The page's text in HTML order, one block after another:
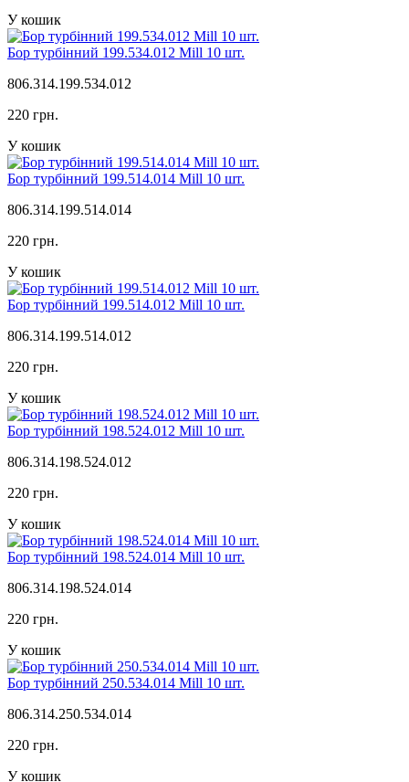
У кошик
Бор турбінний 199.534.012 Mill 10 шт.
806.314.199.534.012
220 грн.
У кошик
Бор турбінний 199.514.014 Mill 10 шт.
806.314.199.514.014
220 грн.
У кошик
Бор турбінний 199.514.012 Mill 10 шт.
806.314.199.514.012
220 грн.
У кошик
Бор турбінний 198.524.012 Mill 10 шт.
806.314.198.524.012
220 грн.
У кошик
Бор турбінний 198.524.014 Mill 10 шт.
806.314.198.524.014
220 грн.
У кошик
Бор турбінний 250.534.014 Mill 10 шт.
806.314.250.534.014
220 грн.
У кошик